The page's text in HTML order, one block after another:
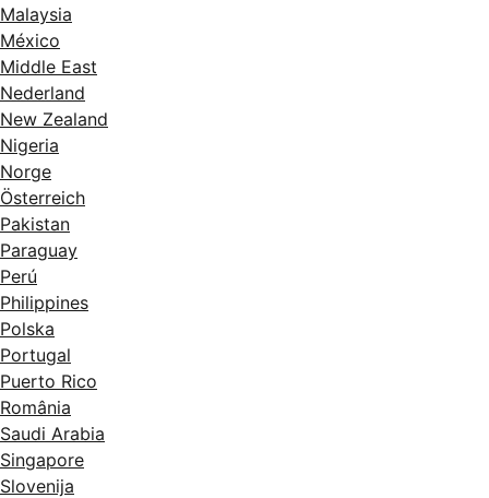
Malaysia
México
Middle East
Nederland
New Zealand
Nigeria
Norge
Österreich
Pakistan
Paraguay
Perú
Philippines
Polska
Portugal
Puerto Rico
România
Saudi Arabia
Singapore
Slovenija